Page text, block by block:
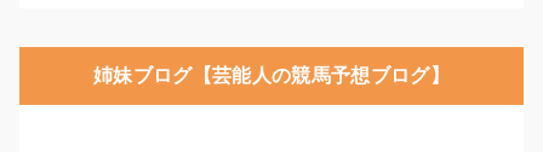
姉妹ブログ【芸能人の競馬予想ブログ】